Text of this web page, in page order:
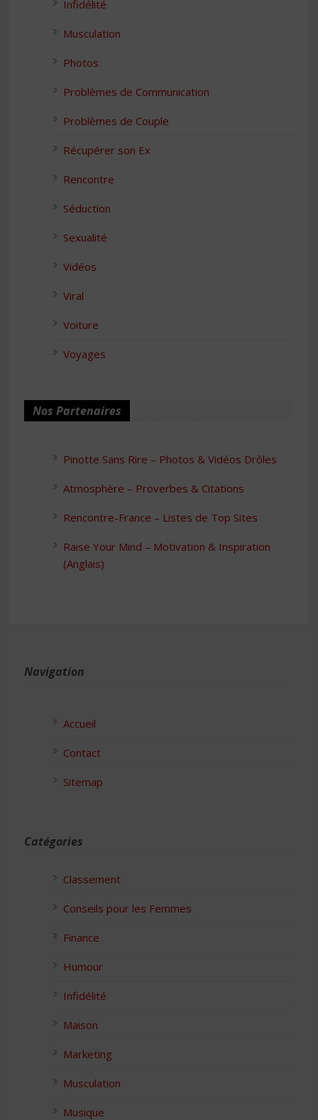
Infidélité
Musculation
Photos
Problèmes de Communication
Problèmes de Couple
Récupérer son Ex
Rencontre
Séduction
Sexualité
Vidéos
Viral
Voiture
Voyages
Nos Partenaires
Pinotte Sans Rire – Photos & Vidéos Drôles
Atmosphère – Proverbes & Citations
Rencontre-France – Listes de Top Sites
Raise Your Mind – Motivation & Inspiration
(Anglais)
Navigation
Accueil
Contact
Sitemap
Catégories
Classement
Conseils pour les Femmes
Finance
Humour
Infidélité
Maison
Marketing
Musculation
Musique